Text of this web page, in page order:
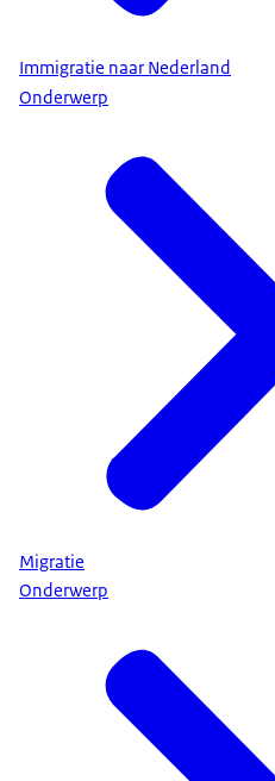
Immigratie naar Nederland
Onderwerp
Migratie
Onderwerp